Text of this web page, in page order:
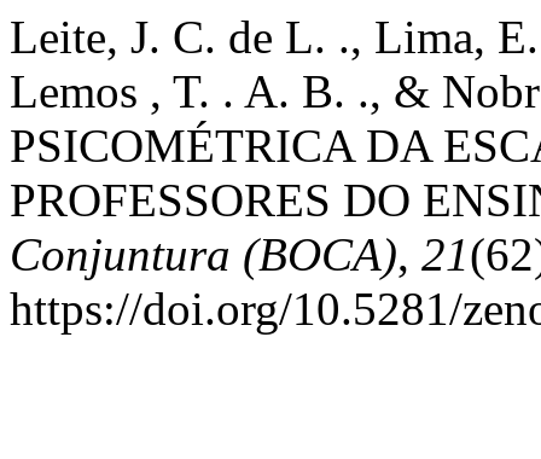
Leite, J. C. de L. ., Lima,
Lemos , T. . A. B. ., &
PSICOMÉTRICA DA
PROFESSORES DO
Conjuntura (BOCA), 21
https://doi.org/10.5281/